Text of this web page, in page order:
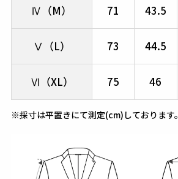
Ⅳ（M） 71 43.5
Ⅴ（L） 73 44.5
Ⅵ（XL） 75 46
※採寸は平置きにて測定(cm)しております。